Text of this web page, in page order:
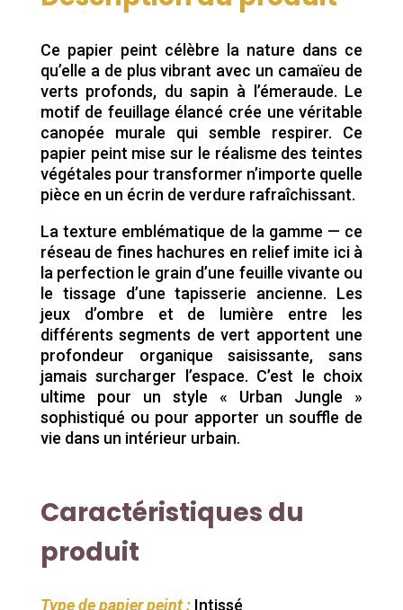
était :
18,55 €.
est :
16,90 €.
Ce papier peint célèbre la nature dans ce
qu’elle a de plus vibrant avec un camaïeu de
verts profonds, du sapin à l’émeraude. Le
motif de feuillage élancé crée une véritable
canopée murale qui semble respirer. Ce
papier peint mise sur le réalisme des teintes
végétales pour transformer n’importe quelle
pièce en un écrin de verdure rafraîchissant.
La texture emblématique de la gamme — ce
réseau de fines hachures en relief imite ici à
la perfection le grain d’une feuille vivante ou
le tissage d’une tapisserie ancienne. Les
jeux d’ombre et de lumière entre les
différents segments de vert apportent une
profondeur organique saisissante, sans
jamais surcharger l’espace. C’est le choix
ultime pour un style « Urban Jungle »
sophistiqué ou pour apporter un souffle de
vie dans un intérieur urbain.
Caractéristiques du
produit
Type de papier peint :Intissé